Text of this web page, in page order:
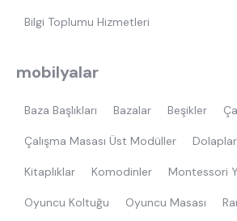
Bilgi Toplumu Hizmetleri
mobilyalar
Baza Başlıkları Bazalar Beşikler
Çalışma Masası Üst Modüller Dolaplar
Kitaplıklar Komodinler Montessori
Oyuncu Koltuğu Oyuncu Masası